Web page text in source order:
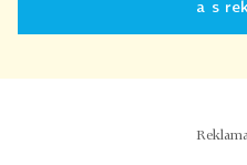
a s